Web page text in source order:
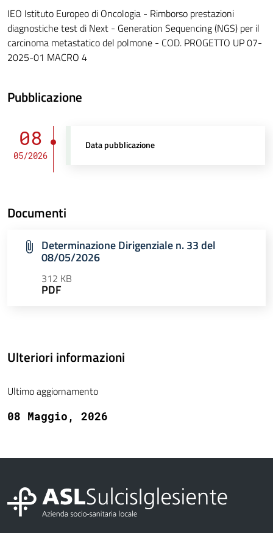
IEO Istituto Europeo di Oncologia - Rimborso prestazioni
diagnostiche test di Next - Generation Sequencing (NGS) per il
carcinoma metastatico del polmone - COD. PROGETTO UP 07-
2025-01 MACRO 4
Pubblicazione
08
05/2026
Data pubblicazione
Documenti
Determinazione Dirigenziale n. 33 del
08/05/2026
312 KB
PDF
Ulteriori informazioni
Ultimo aggiornamento
08 Maggio, 2026